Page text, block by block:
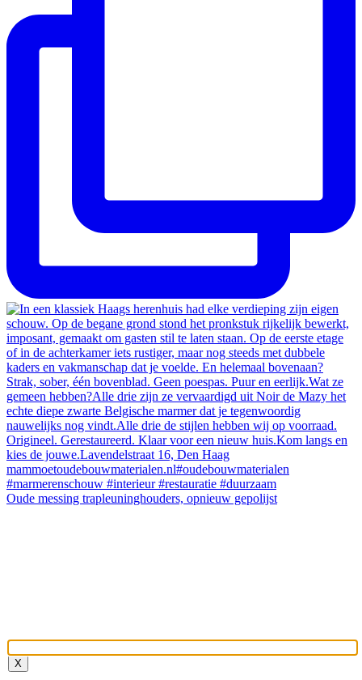
Oude messing trapleuninghouders, opnieuw gepolijst
X